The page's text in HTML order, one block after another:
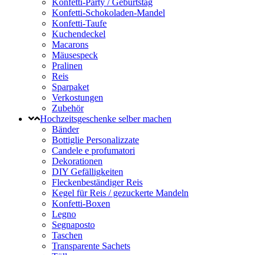
Konfetti-Party / Geburtstag
Konfetti-Schokoladen-Mandel
Konfetti-Taufe
Kuchendeckel
Macarons
Mäusespeck
Pralinen
Reis
Sparpaket
Verkostungen
Zubehör
Hochzeitsgeschenke selber machen
Bänder
Bottiglie Personalizzate
Candele e profumatori
Dekorationen
DIY Gefälligkeiten
Fleckenbeständiger Reis
Kegel für Reis / gezuckerte Mandeln
Konfetti-Boxen
Legno
Segnaposto
Taschen
Transparente Sachets